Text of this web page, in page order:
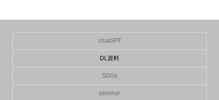
chatGPT
DL資料
SDGs
seminar